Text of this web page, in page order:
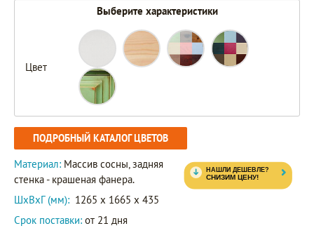
Выберите характеристики
Цвет
ПОДРОБНЫЙ КАТАЛОГ ЦВЕТОВ
Материал: Массив сосны, задняя
стенка - крашеная фанера.
ШxВxГ (мм): 1265 x 1665 x 435
Срок поставки: от 21 дня